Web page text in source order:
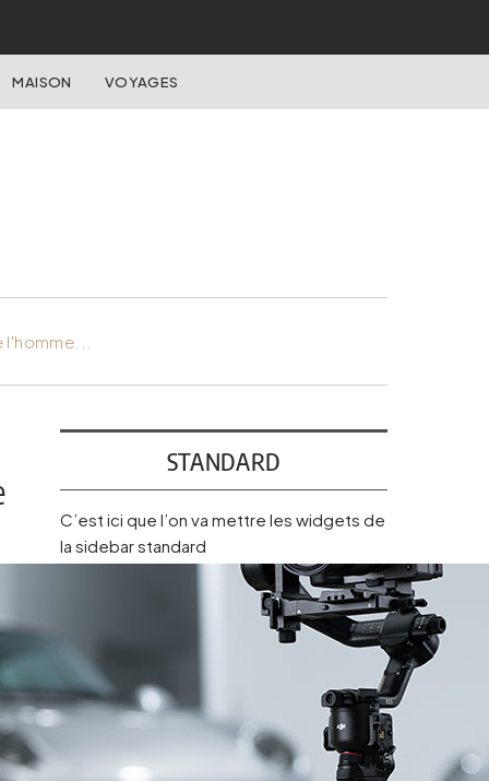
MAISON VOYAGES
STANDARD
C’est ici que l’on va mettre les widgets de
la sidebar standard